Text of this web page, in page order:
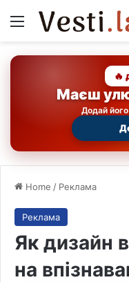
Menu
🔥
Маєш
Додай
Home / Реклама
Реклама
Як дизайн
на